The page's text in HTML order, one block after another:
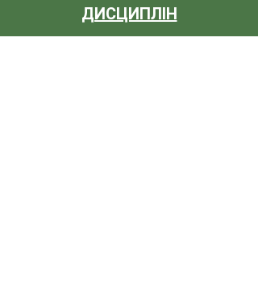
ДИСЦИПЛІН